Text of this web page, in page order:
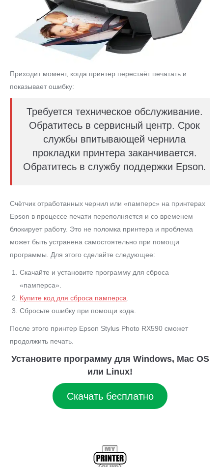
Приходит момент, когда принтер перестаёт печатать и
показывает ошибку:
Требуется техническое обслуживание.
Обратитесь в сервисный центр. Срок
службы впитывающей чернила
прокладки принтера заканчивается.
Обратитесь в службу поддержки Epson.
Счётчик отработанных чернил или «памперс» на принтерах
Epson в процессе печати переполняется и со временем
блокирует работу. Это не поломка принтера и проблема
может быть устранена самостоятельно при помощи
программы. Для этого сделайте следующее:
Скачайте и установите программу для сброса
«памперса».
Купите код для сброса памперса.
Сбросьте ошибку при помощи кода.
После этого принтер Epson Stylus Photo RX590 сможет
продолжить печать.
Установите программу для Windows, Mac OS
или Linux!
Скачать бесплатно